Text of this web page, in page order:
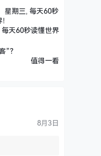
星期三, 每天60秒
每天60秒读懂世界
”？
值得一看
8月3日